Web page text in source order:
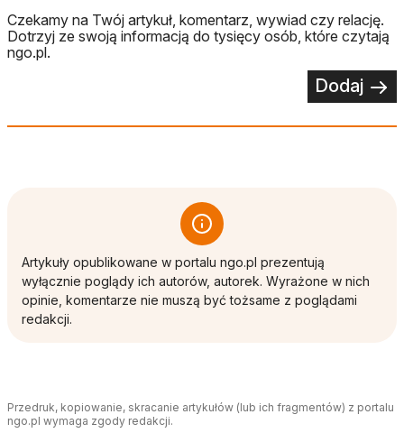
Czekamy na Twój artykuł, komentarz, wywiad czy relację.
Dotrzyj ze swoją informacją do tysięcy osób, które czytają
ngo.pl.
Dodaj
Artykuły opublikowane w portalu ngo.pl prezentują
wyłącznie poglądy ich autorów, autorek. Wyrażone w nich
opinie, komentarze nie muszą być tożsame z poglądami
redakcji.
Przedruk, kopiowanie, skracanie artykułów (lub ich fragmentów) z portalu
ngo.pl wymaga zgody redakcji.